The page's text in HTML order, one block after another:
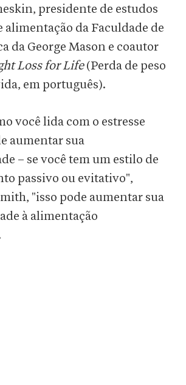
presidente de estudos
alimentação da Faculdade de
da George Mason e coautor
Loss for Life(Perda de peso
em português).
você lida com o estresse
aumentar sua
– se você tem um estilo de
passivo ou evitativo",
"isso pode aumentar sua
à alimentação